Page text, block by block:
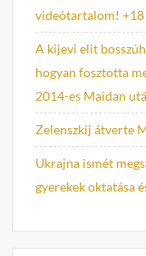
videótartalom! +18
A kijevi elit
hogyan fosztotta
2014-es Maidan
Zelenszkij átverte
Ukrajna ismét
gyerekek oktatása